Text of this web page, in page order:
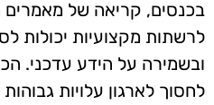
בכנסים, קריאה של מאמרים
לרשתות מקצועיות יכולות
ובשמירה על הידע עדכני.
לחסוך לארגון עלויות